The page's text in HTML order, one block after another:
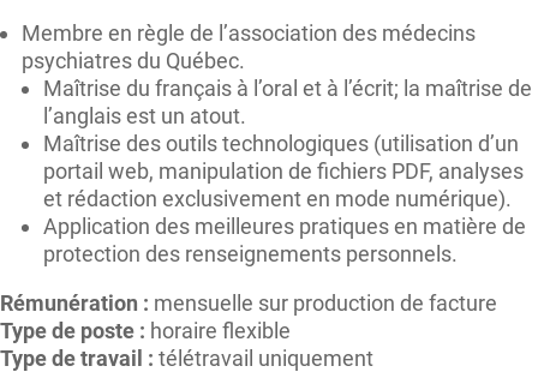
Membre en règle de l’association des médecins
psychiatres du Québec.
Maîtrise du français à l’oral et à l’écrit; la maîtrise de
l’anglais est un atout.
Maîtrise des outils technologiques (utilisation d’un
portail web, manipulation de fichiers PDF, analyses
et rédaction exclusivement en mode numérique).
Application des meilleures pratiques en matière de
protection des renseignements personnels.
Rémunération : mensuelle sur production de facture
Type de poste : horaire flexible
Type de travail : télétravail uniquement